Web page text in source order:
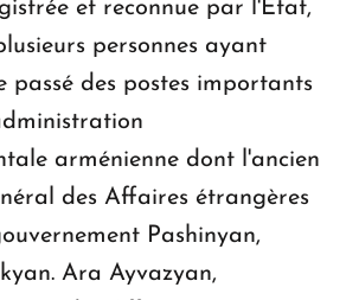
et reconnue par l'État,
personnes ayant
passé des postes importants
arménienne dont l'ancien
des Affaires étrangères
Pashinyan,
Ara Ayvazyan,